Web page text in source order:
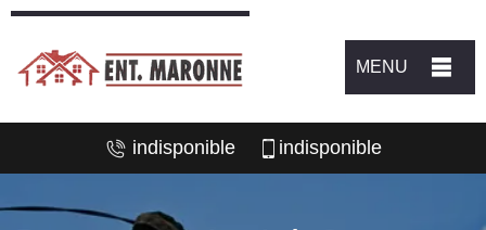
MENU
indisponible indisponible